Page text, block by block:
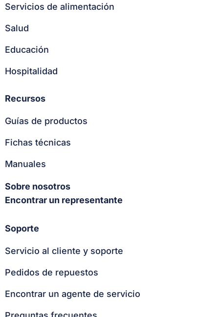
Servicios de alimentación
Salud
Educación
Hospitalidad
Recursos
Guías de productos
Fichas técnicas
Manuales
Sobre nosotros
Encontrar un representante
Soporte
Servicio al cliente y soporte
Pedidos de repuestos
Encontrar un agente de servicio